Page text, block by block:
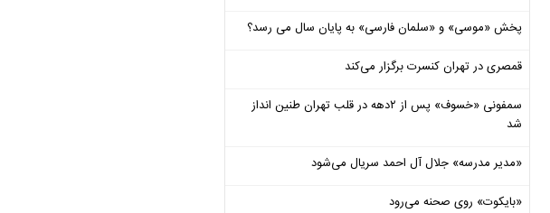
پخش «موسی» و «سلمان فارسی» به پایان سال می رسد؟
قمصری در تهران کنسرت برگزار می‌کند
سمفونی «خسوف» پس از ۲دهه در قلب تهران طنین انداز
شد
«مدیر مدرسه» جلال آل احمد سریال می‌شود
«بایکوت» روی صحنه می‌رود